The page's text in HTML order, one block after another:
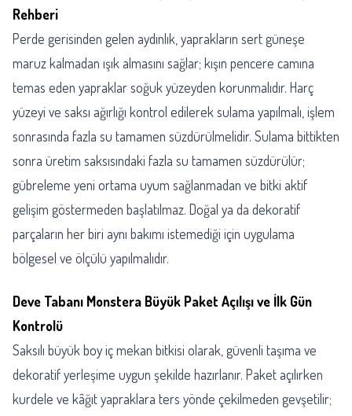
Rehberi
Perde gerisinden gelen aydınlık, yaprakların sert güneşe
maruz kalmadan ışık almasını sağlar; kışın pencere camına
temas eden yapraklar soğuk yüzeyden korunmalıdır. Harç
yüzeyi ve saksı ağırlığı kontrol edilerek sulama yapılmalı, işlem
sonrasında fazla su tamamen süzdürülmelidir. Sulama bittikten
sonra üretim saksısındaki fazla su tamamen süzdürülür;
gübreleme yeni ortama uyum sağlanmadan ve bitki aktif
gelişim göstermeden başlatılmaz. Doğal ya da dekoratif
parçaların her biri aynı bakımı istemediği için uygulama
bölgesel ve ölçülü yapılmalıdır.
Deve Tabanı Monstera Büyük Paket Açılışı ve İlk Gün
Kontrolü
Saksılı büyük boy iç mekan bitkisi olarak, güvenli taşıma ve
dekoratif yerleşime uygun şekilde hazırlanır. Paket açılırken
kurdele ve kâğıt yapraklara ters yönde çekilmeden gevşetilir;